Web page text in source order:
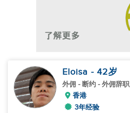
Eloisa - 42岁
外佣 - 断约 - 外佣辞职
香港
3年经验